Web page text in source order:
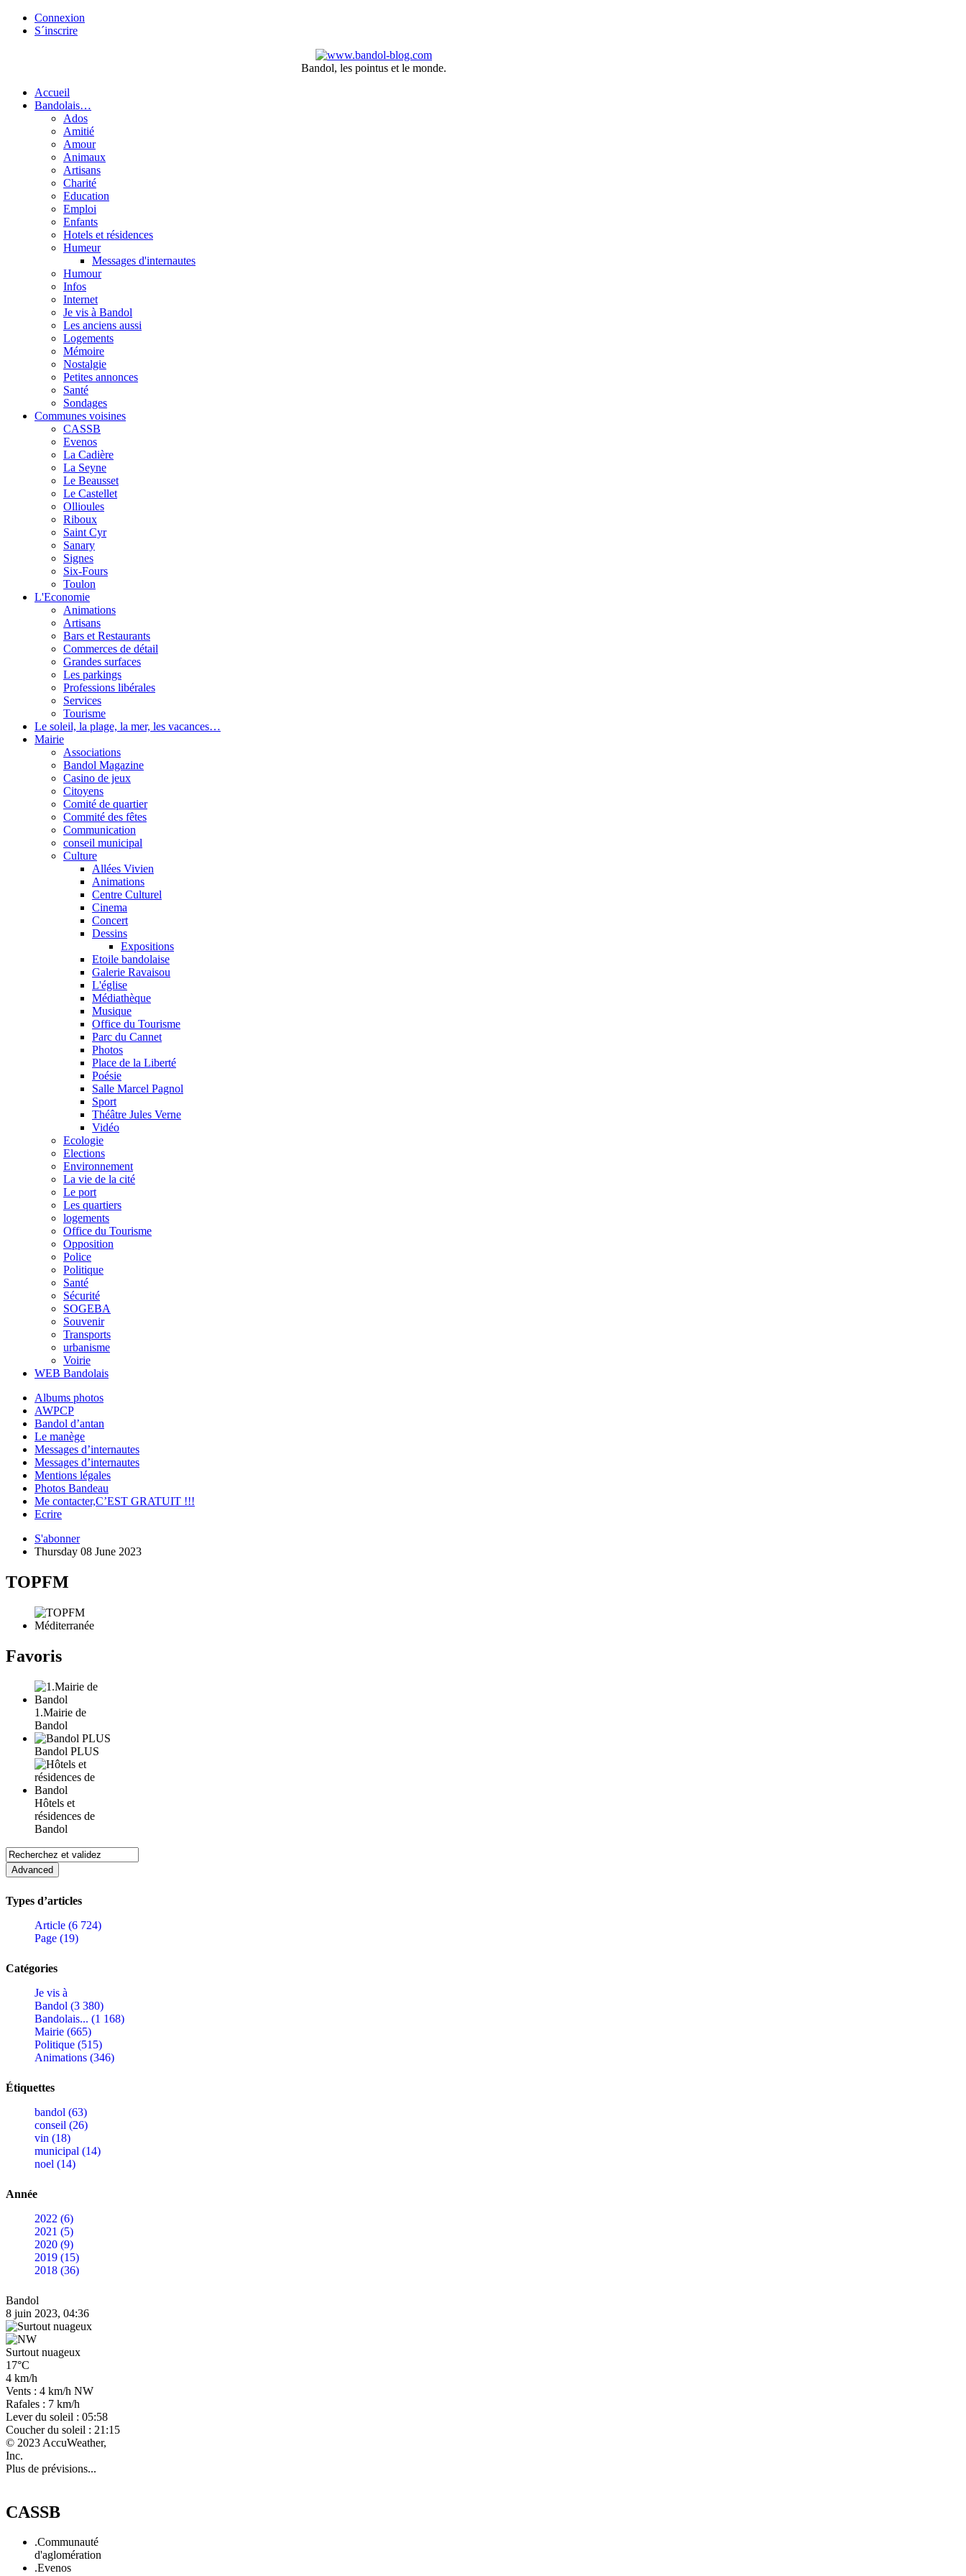
Connexion
S´inscrire
Bandol, les pointus et le monde.
Accueil
Bandolais…
Ados
Amitié
Amour
Animaux
Artisans
Charité
Education
Emploi
Enfants
Hotels et résidences
Humeur
Messages d'internautes
Humour
Infos
Internet
Je vis à Bandol
Les anciens aussi
Logements
Mémoire
Nostalgie
Petites annonces
Santé
Sondages
Communes voisines
CASSB
Evenos
La Cadière
La Seyne
Le Beausset
Le Castellet
Ollioules
Riboux
Saint Cyr
Sanary
Signes
Six-Fours
Toulon
L'Economie
Animations
Artisans
Bars et Restaurants
Commerces de détail
Grandes surfaces
Les parkings
Professions libérales
Services
Tourisme
Le soleil, la plage, la mer, les vacances…
Mairie
Associations
Bandol Magazine
Casino de jeux
Citoyens
Comité de quartier
Commité des fêtes
Communication
conseil municipal
Culture
Allées Vivien
Animations
Centre Culturel
Cinema
Concert
Dessins
Expositions
Etoile bandolaise
Galerie Ravaisou
L'église
Médiathèque
Musique
Office du Tourisme
Parc du Cannet
Photos
Place de la Liberté
Poésie
Salle Marcel Pagnol
Sport
Théâtre Jules Verne
Vidéo
Ecologie
Elections
Environnement
La vie de la cité
Le port
Les quartiers
logements
Office du Tourisme
Opposition
Police
Politique
Santé
Sécurité
SOGEBA
Souvenir
Transports
urbanisme
Voirie
WEB Bandolais
Albums photos
AWPCP
Bandol d’antan
Le manège
Messages d’internautes
Messages d’internautes
Mentions légales
Photos Bandeau
Me contacter,C’EST GRATUIT !!!
Ecrire
S'abonner
Thursday 08 June 2023
TOPFM
Favoris
1.Mairie de
Bandol
Bandol PLUS
Hôtels et
résidences de
Bandol
Types d’articles
Article (6 724)
Page (19)
Catégories
Je vis à
Bandol (3 380)
Bandolais... (1 168)
Mairie (665)
Politique (515)
Animations (346)
Étiquettes
bandol (63)
conseil (26)
vin (18)
municipal (14)
noel (14)
Année
2022 (6)
2021 (5)
2020 (9)
2019 (15)
2018 (36)
Bandol
8 juin 2023, 04:36
Surtout nuageux
17°C
4 km/h
Vents : 4 km/h NW
Rafales : 7 km/h
Lever du soleil : 05:58
Coucher du soleil : 21:15
© 2023 AccuWeather,
Inc.
Plus de prévisions...
CASSB
.Communauté
d'aglomération
.Evenos